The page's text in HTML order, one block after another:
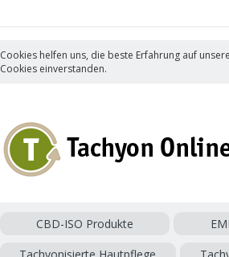
Cookies helfen uns, die beste Erfahrung auf
Cookies einverstanden.
CBD-ISO Produkte
Tachyonisierte Hautpflege